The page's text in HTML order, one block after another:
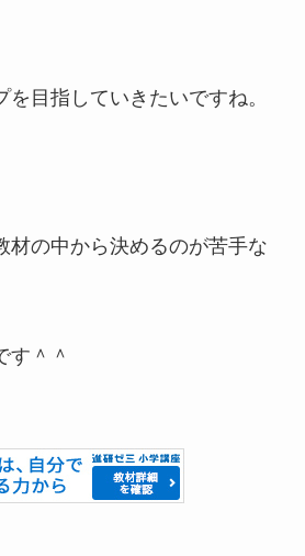
を目指していきたいですね。
材の中から決めるのが苦手な
す＾＾